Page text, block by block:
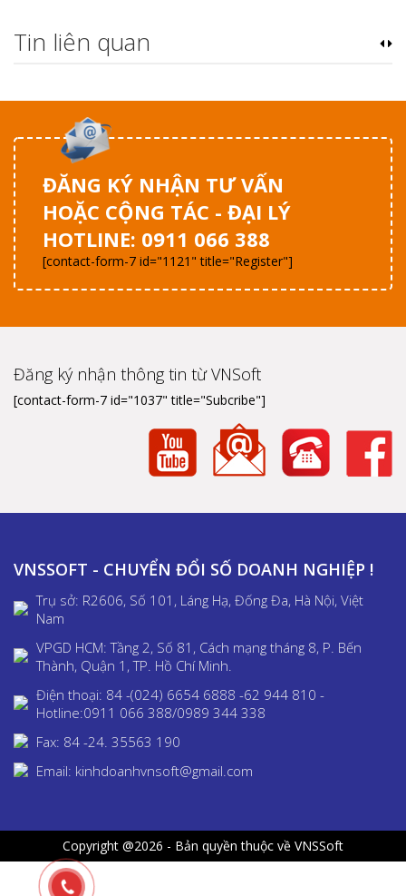
Tin liên quan
ĐĂNG KÝ NHẬN TƯ VẤN
HOẶC CỘNG TÁC - ĐẠI LÝ
HOTLINE: 0911 066 388
[contact-form-7 id="1121" title="Register"]
Đăng ký nhận thông tin từ VNSoft
[contact-form-7 id="1037" title="Subcribe"]
VNSSOFT - CHUYỂN ĐỔI SỐ DOANH NGHIỆP !
Trụ sở: R2606, Số 101, Láng Hạ, Đống Đa, Hà Nội, Việt
Nam
VPGD HCM: Tầng 2, Số 81, Cách mạng tháng 8, P. Bến
Thành, Quận 1, TP. Hồ Chí Minh.
Điện thoại: 84 -(024) 6654 6888 -62 944 810 -
Hotline:0911 066 388/0989 344 338
Fax: 84 -24. 35563 190
Email: kinhdoanhvnsoft@gmail.com
Copyright @2026 - Bản quyền thuộc về VNSSoft